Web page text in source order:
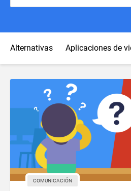
Alternativas Aplicaciones de
COMUNICACIÓN